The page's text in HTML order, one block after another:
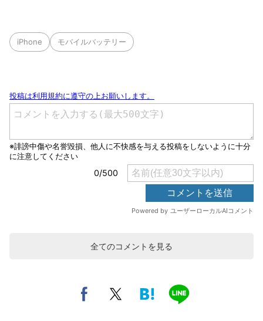
iPhone モバイルバッテリー
全てのコメントを見る